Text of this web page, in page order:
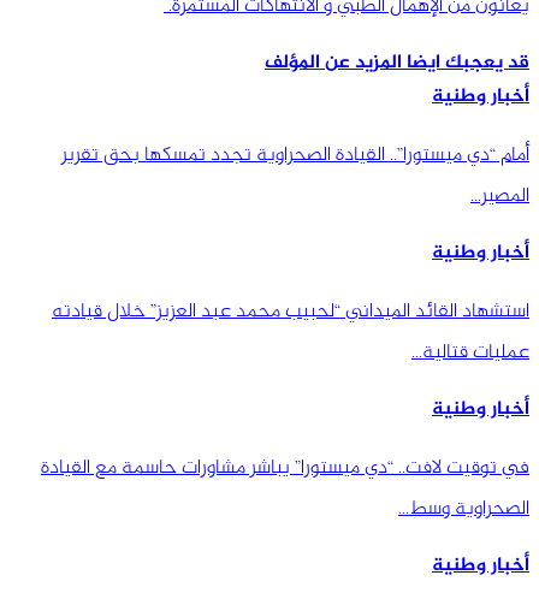
قد يعجبك ايضاالمزيد عن المؤلف
أخبار وطنية
أمام “دي ميستورا”.. القيادة الصحراوية تجدد تمسكها بحق تقرير
المصير…
أخبار وطنية
استشهاد القائد الميداني “لحبيب محمد عبد العزيز” خلال قيادته
عمليات قتالية…
أخبار وطنية
في توقيت لافت.. “دي ميستورا” يباشر مشاورات حاسمة مع القيادة
الصحراوية وسط…
أخبار وطنية